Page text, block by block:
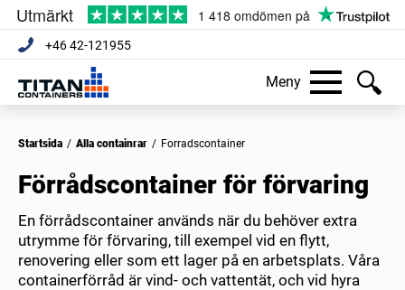
+46 42-121955
Meny
Startsida / Alla containrar / Forradscontainer
Förrådscontainer för förvaring
En förrådscontainer används när du behöver extra
utrymme för förvaring, till exempel vid en flytt,
renovering eller som ett lager på en arbetsplats. Våra
containerförråd är vind- och vattentät, och vid hyra